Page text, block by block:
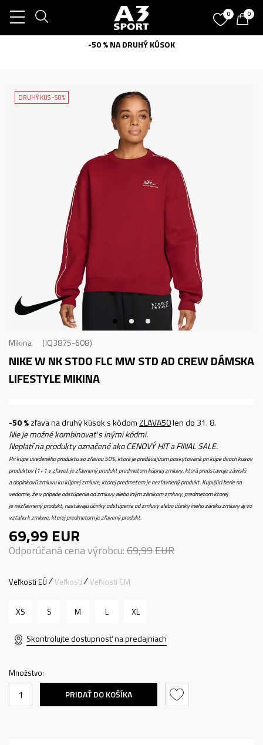
0 0
-50 % NA DRUHÝ KÚSOK
DRUHÝ KUS -50%
Mikina IQ3875-608
NIKE W NK STDO FLC MW STD AD CREWDÁMSKA
LIFESTYLE MIKINA
-50 %zľava na druhý kúsok s kódomZLAVA50len do 31. 8.
Nie je možné kombinovať s inými kódmi.
Neplatí na produkty označené ako CENOVÝ HIT a FINAL SALE.
Pri kúpe uvedeného produktu so zľavou 50%, ktorá je predávajúcim poskytovaná pri kúpe dvoch kusov
produktov (1+1 v zľave), je zľavnený produkt predmetom kúpnej zmluvy, ktorá predstavuje závislú
a doplnkovú zmluvu ku kúpnej zmluve, ktorej predmetom je nezľavnený produkt. Kupujúci berie na
vedomie, že v prípade odstúpenia od zmluvy alebo iným zánikom zmluvy, predmetom ktorej
je nezľavnený produkt, nastávajú účinky odstúpenia od zmluvy alebo účinky iného zániku zmluvy aj vo
vzťahu k zmluve, ktorej predmetom je zľavený produkt.
69,99 EUR
Odporúčaná cena výrobcu:69,99EUR
Veľkosti EÚ Veľkosti Veľkosti CM
XS S M L XL
Skontrolujte dostupnosť na predajniach
Množstvo:
PRIDAŤ DO KOŠÍKA